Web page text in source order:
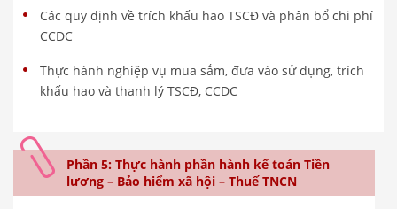
Các quy định về trích khấu hao TSCĐ và phân bổ chi phí
CCDC
Thực hành nghiệp vụ mua sắm, đưa vào sử dụng, trích
khấu hao và thanh lý TSCĐ, CCDC
Phần 5: Thực hành phần hành kế toán Tiền
lương – Bảo hiểm xã hội – Thuế TNCN